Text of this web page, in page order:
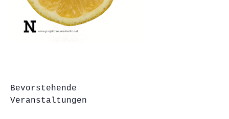
Bevorstehende
Veranstaltungen